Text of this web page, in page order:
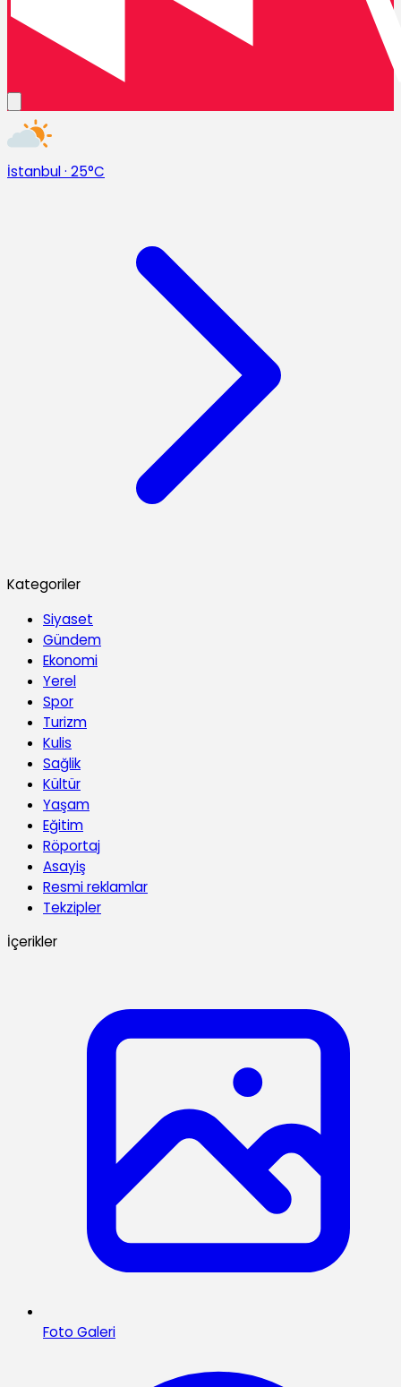
İstanbul· 25°C
Kategoriler
Siyaset
Gündem
Ekonomi
Yerel
Spor
Turizm
Kulis
Sağlik
Kültür
Yaşam
Eğitim
Röportaj
Asayiş
Resmi reklamlar
Tekzipler
İçerikler
Foto Galeri